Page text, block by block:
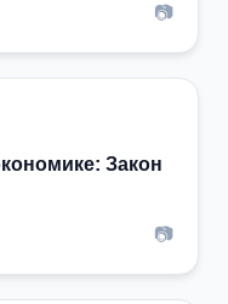
📷
Закон
📷